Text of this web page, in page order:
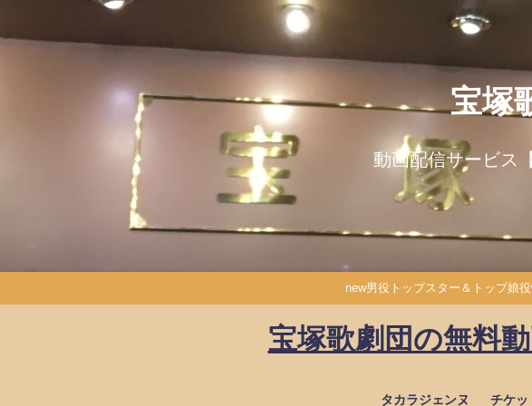
宝塚
動画配信サービス
new男役トップスター＆トップ娘
宝塚歌劇団の無料
タカラジェンヌ チケッ